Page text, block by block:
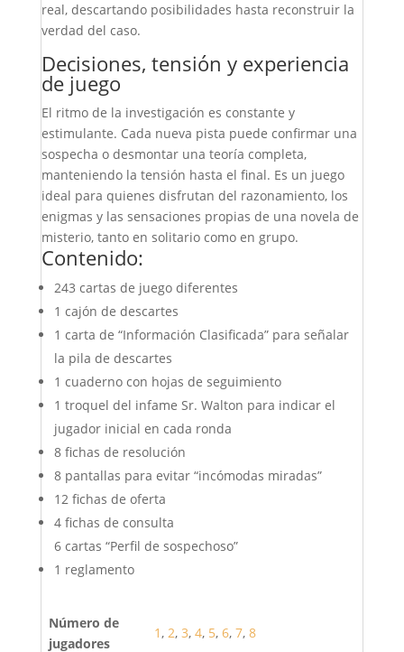
real, descartando posibilidades hasta reconstruir la
verdad del caso.
Decisiones, tensión y experiencia
de juego
El ritmo de la investigación es constante y
estimulante. Cada nueva pista puede confirmar una
sospecha o desmontar una teoría completa,
manteniendo la tensión hasta el final. Es un juego
ideal para quienes disfrutan del razonamiento, los
enigmas y las sensaciones propias de una novela de
misterio, tanto en solitario como en grupo.
Contenido:
243 cartas de juego diferentes
1 cajón de descartes
1 carta de “Información Clasificada” para señalar
la pila de descartes
1 cuaderno con hojas de seguimiento
1 troquel del infame Sr. Walton para indicar el
jugador inicial en cada ronda
8 fichas de resolución
8 pantallas para evitar “incómodas miradas”
12 fichas de oferta
4 fichas de consulta
6 cartas “Perfil de sospechoso”
1 reglamento
Número de
jugadores
1, 2, 3, 4, 5, 6, 7, 8